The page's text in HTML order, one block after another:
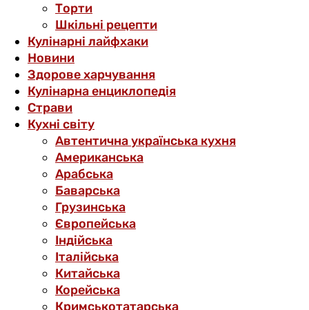
Торти
Шкільні рецепти
Кулінарні лайфхаки
Новини
Здорове харчування
Кулінарна енциклопедія
Страви
Кухні світу
Автентична українська кухня
Американська
Арабська
Баварська
Грузинська
Європейська
Індійська
Італійська
Китайська
Корейська
Кримськотатарська